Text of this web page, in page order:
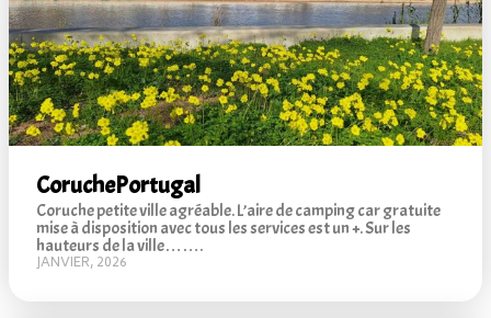
CoruchePortugal
Coruche petite ville agréable. L’aire de camping car gratuite
mise à disposition avec tous les services est un +. Sur les
hauteurs de la ville…….
JANVIER, 2026